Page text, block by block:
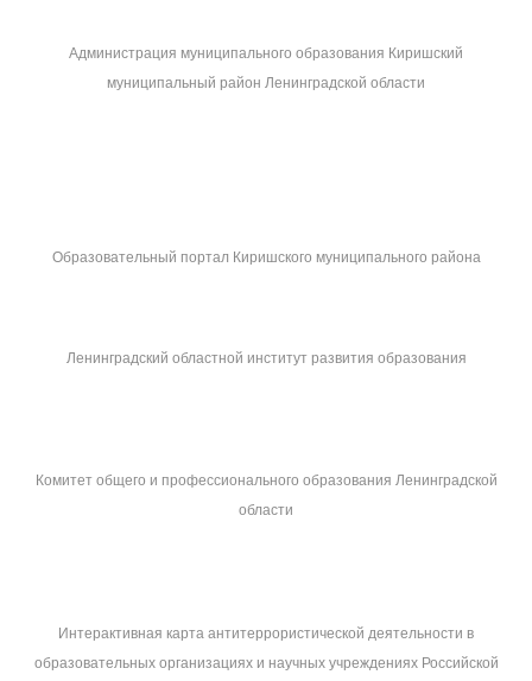
Администрация муниципального образования Киришский
муниципальный район Ленинградской области
Образовательный портал Киришского муниципального района
Ленинградский областной институт развития образования
Комитет общего и профессионального образования Ленинградской
области
Интерактивная карта антитеррористической деятельности в
образовательных организациях и научных учреждениях Российской